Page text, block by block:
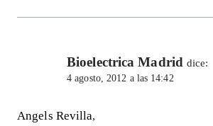
Bioelectrica Madrid dice:
4 agosto, 2012 a las 14:42
Angels Revilla,